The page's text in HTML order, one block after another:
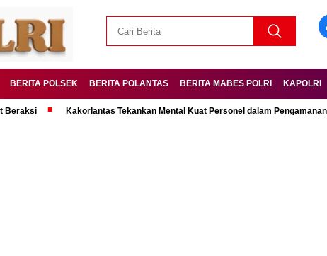
BERITA POLSEK BERITA POLANTAS BERITA MABES POLRI KAPOLRI
Kakorlantas Tekankan Mental Kuat Personel dalam Pengamanan Mudik